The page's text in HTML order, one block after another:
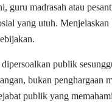
madrasah atau
yang utuh.
publik
bukan penghargaan
publik yang